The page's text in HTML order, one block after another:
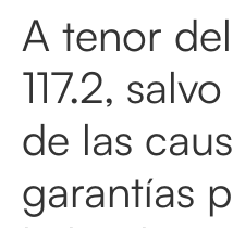
A tenor
117.2,
de las
garantías